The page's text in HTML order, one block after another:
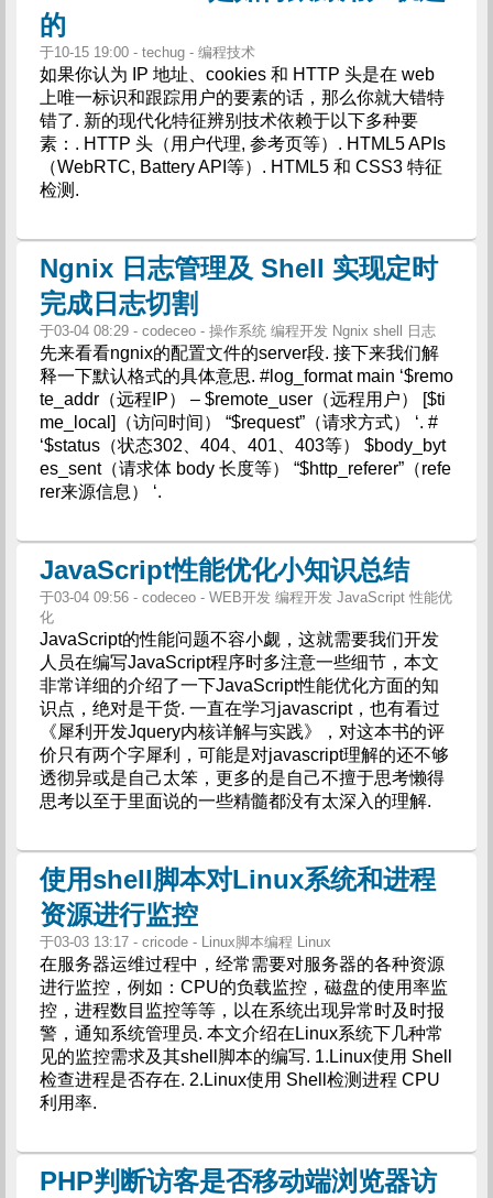
的
于10-15 19:00 - techug - 编程技术
如果你认为 IP 地址、cookies 和 HTTP 头是在 web
上唯一标识和跟踪用户的要素的话，那么你就大错特
错了. 新的现代化特征辨别技术依赖于以下多种要
素：. HTTP 头（用户代理, 参考页等）. HTML5 APIs
（WebRTC, Battery API等）. HTML5 和 CSS3 特征
检测.
Ngnix 日志管理及 Shell 实现定时
完成日志切割
于03-04 08:29 - codeceo - 操作系统 编程开发 Ngnix shell 日志
先来看看ngnix的配置文件的server段. 接下来我们解
释一下默认格式的具体意思. #log_format main ‘$remo
te_addr（远程IP） – $remote_user（远程用户） [$ti
me_local]（访问时间） “$request”（请求方式） ‘. #
‘$status（状态302、404、401、403等） $body_byt
es_sent（请求体 body 长度等） “$http_referer”（refe
rer来源信息） ‘.
JavaScript性能优化小知识总结
于03-04 09:56 - codeceo - WEB开发 编程开发 JavaScript 性能优
化
JavaScript的性能问题不容小觑，这就需要我们开发
人员在编写JavaScript程序时多注意一些细节，本文
非常详细的介绍了一下JavaScript性能优化方面的知
识点，绝对是干货. 一直在学习javascript，也有看过
《犀利开发Jquery内核详解与实践》，对这本书的评
价只有两个字犀利，可能是对javascript理解的还不够
透彻异或是自己太笨，更多的是自己不擅于思考懒得
思考以至于里面说的一些精髓都没有太深入的理解.
使用shell脚本对Linux系统和进程
资源进行监控
于03-03 13:17 - cricode - Linux脚本编程 Linux
在服务器运维过程中，经常需要对服务器的各种资源
进行监控，例如：CPU的负载监控，磁盘的使用率监
控，进程数目监控等等，以在系统出现异常时及时报
警，通知系统管理员. 本文介绍在Linux系统下几种常
见的监控需求及其shell脚本的编写. 1.Linux使用 Shell
检查进程是否存在. 2.Linux使用 Shell检测进程 CPU
利用率.
PHP判断访客是否移动端浏览器访